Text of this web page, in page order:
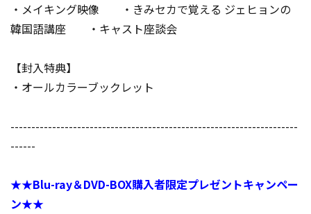
・メイキング映像 ・きみセカで覚える ジェヒョンの
韓国語講座 ・キャスト座談会
【封入特典】
・オールカラーブックレット
---------------------------------------------------------------------
------
★★Blu-ray＆DVD-BOX購入者限定プレゼントキャンペー
ン★★